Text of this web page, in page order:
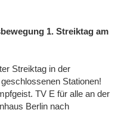
1. Streiktag am
Streiktag in der
Stationen!
TV E für alle an der
Berlin nach